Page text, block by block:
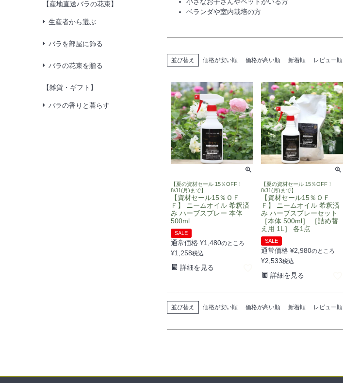
【産地直送バラの花束】
生産者から選ぶ
バラを部屋に飾る
バラの花束を贈る
【雑貨・ギフト】
バラの香りと暮らす
ベランダや室内栽培の方
並び替え 価格が安い順 価格が高い順 新着順 レビュー順
【夏の資材セール 15％OFF！
8/31(月)まで】
【資材セール15％ＯＦ
Ｆ】 ニームオイル 希釈済
み ハーブスプレー 本体
500ml
SALE
通常価格 ¥1,480のところ
¥1,258税込
詳細を見る
【夏の資材セール 15％OFF！
8/31(月)まで】
【資材セール15％ＯＦ
Ｆ】 ニームオイル 希釈済
み ハーブスプレーセット
［本体 500ml］ ［詰め替
え用 1L］ 各1点
SALE
通常価格 ¥2,980のところ
¥2,533税込
詳細を見る
並び替え 価格が安い順 価格が高い順 新着順 レビュー順